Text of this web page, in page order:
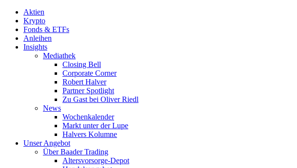
Aktien
Krypto
Fonds & ETFs
Anleihen
Insights
Mediathek
Closing Bell
Corporate Corner
Robert Halver
Partner Spotlight
Zu Gast bei Oliver Riedl
News
Wochenkalender
Markt unter der Lupe
Halvers Kolumne
Unser Angebot
Über Baader Trading
Altersvorsorge-Depot